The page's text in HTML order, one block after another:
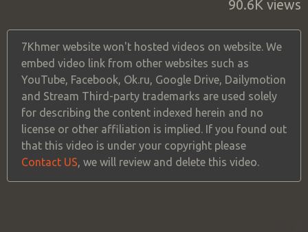
90.6K views
7Khmer website won't hosted videos on website. We
embed video link from other websites such as
YouTube, Facebook, Ok.ru, Google Drive, Dailymotion
and Stream Third-party trademarks are used solely
for describing the content indexed herein and no
license or other affiliation is implied. If you found out
that this video is under your copyright please
Contact US, we will review and delete this video.